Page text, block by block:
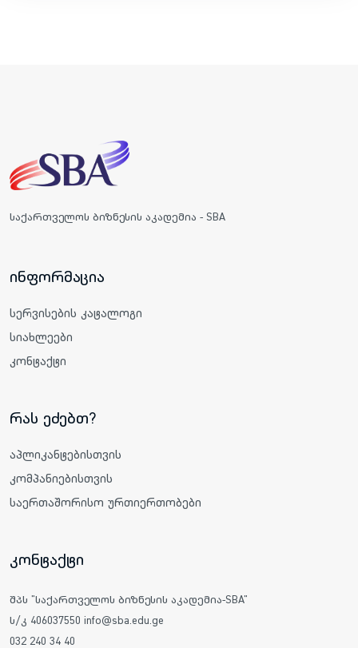
საქართველოს ბიზნესის აკადემია - SBA
ინფორმაცია
სერვისების კატალოგი
სიახლეები
კონტაქტი
რას ეძებთ?
აპლიკანტებისთვის
კომპანიებისთვის
საერთაშორისო ურთიერთობები
კონტაქტი
შპს "საქართველოს ბიზნესის აკადემია-SBA"
ს/კ 406037550 info@sba.edu.ge
032 240 34 40